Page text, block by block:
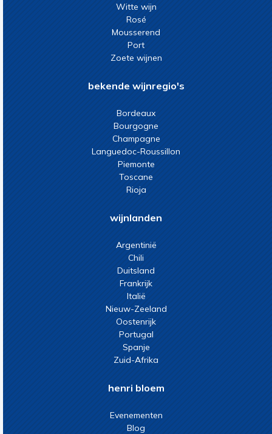
Witte wijn
Rosé
Mousserend
Port
Zoete wijnen
bekende wijnregio's
Bordeaux
Bourgogne
Champagne
Languedoc-Roussillon
Piemonte
Toscane
Rioja
wijnlanden
Argentinië
Chili
Duitsland
Frankrijk
Italië
Nieuw-Zeeland
Oostenrijk
Portugal
Spanje
Zuid-Afrika
henri bloem
Evenementen
Blog